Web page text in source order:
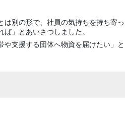
別の形で、社員の気持ちを持ち寄っ
」とあいさつしました。
支援する団体へ物資を届けたい」と